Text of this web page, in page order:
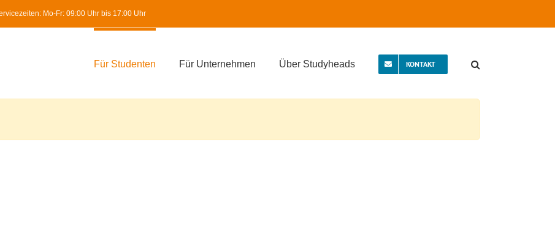
Mo-Fr: 09:00 Uhr bis 17:00 Uhr
Für Studenten Für Unternehmen Über Studyheads KONTAKT